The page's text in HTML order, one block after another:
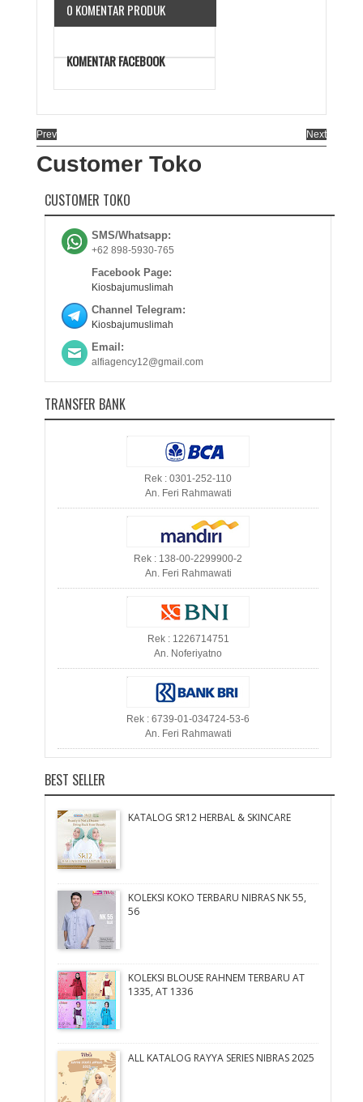
0 KOMENTAR PRODUK
KOMENTAR FACEBOOK
Prev Next
Customer Toko
CUSTOMER TOKO
SMS/Whatsapp:
+62 898-5930-765
Facebook Page:
Kiosbajumuslimah
Channel Telegram:
Kiosbajumuslimah
Email:
alfiagency12@gmail.com
TRANSFER BANK
Rek : 0301-252-110
An. Feri Rahmawati
Rek : 138-00-2299900-2
An. Feri Rahmawati
Rek : 1226714751
An. Noferiyatno
Rek : 6739-01-034724-53-6
An. Feri Rahmawati
BEST SELLER
KATALOG SR12 HERBAL & SKINCARE
KOLEKSI KOKO TERBARU NIBRAS NK 55,
56
KOLEKSI BLOUSE RAHNEM TERBARU AT
1335, AT 1336
ALL KATALOG RAYYA SERIES NIBRAS 2025